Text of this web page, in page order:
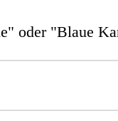
oder "Blaue